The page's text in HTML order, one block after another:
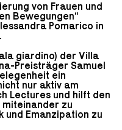
von Frauen und
Bewegungen“
Pomarico in
giardino) der Villa
Preisträger Samuel
ein
nur aktiv am
Lectures und hilft den
miteinander zu
und Emanzipation zu